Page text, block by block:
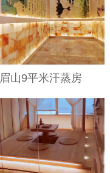
眉山9平米汗蒸房